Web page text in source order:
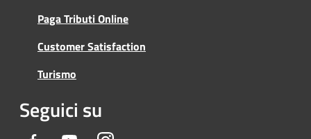
Paga Tributi Online
Customer Satisfaction
Turismo
Seguici su